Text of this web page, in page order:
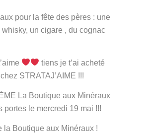
pour la fête des pères : une
whisky, un cigare , du cognac
tiens je t’ai acheté
STRATAJ’AIME !!!
La Boutique aux Minéraux
portes le mercredi 19 mai !!!
la Boutique aux Minéraux !